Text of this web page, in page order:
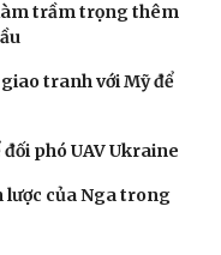
trầm trọng thêm
tranh với Mỹ để
phó UAV Ukraine
lược của Nga trong